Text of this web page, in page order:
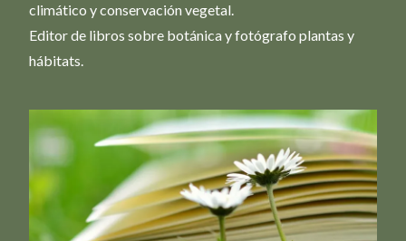
climático y conservación vegetal.
Editor de libros sobre botánica y fotógrafo plantas y
hábitats.